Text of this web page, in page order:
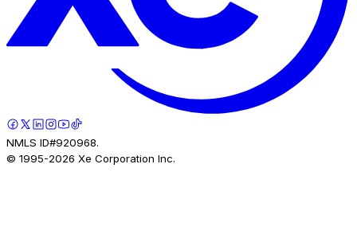
NMLS ID#920968.
© 1995-2026 Xe Corporation Inc.